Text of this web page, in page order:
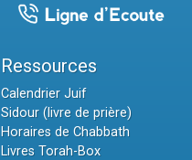
Ressources
Calendrier Juif
Sidour (livre de prière)
Horaires de Chabbath
Livres Torah-Box